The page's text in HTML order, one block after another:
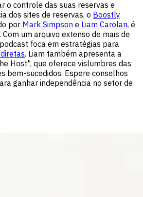
o controle das suas reservas e
dos sites de reservas, o Boostly
por Mark Simpson e Liam Carolan, é
um arquivo extenso de mais de
foca em estratégias para
. Liam também apresenta a
Host", que oferece vislumbres das
bem-sucedidos. Espere conselhos
ganhar independência no setor de